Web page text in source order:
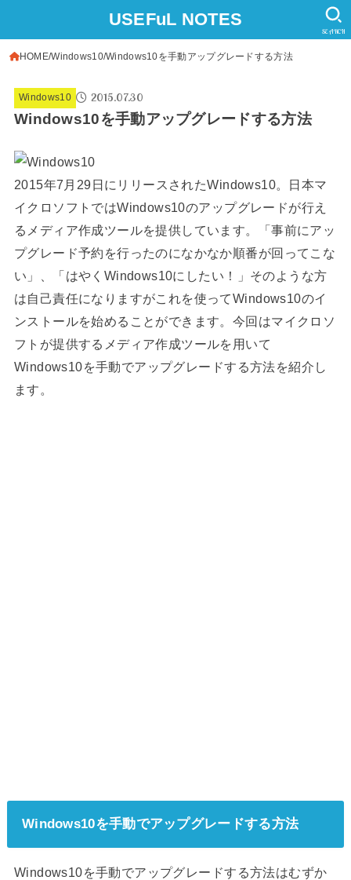
USEFuL NOTES
SEARCH
HOME Windows10 Windows10を手動アップグレードする方法
Windows10 2015.07.30
Windows10を手動アップグレードする方法
2015年7月29日にリリースされたWindows10。日本マ
イクロソフトではWindows10のアップグレードが行え
るメディア作成ツールを提供しています。「事前にアッ
プグレード予約を行ったのになかなか順番が回ってこな
い」、「はやくWindows10にしたい！」そのような方
は自己責任になりますがこれを使ってWindows10のイ
ンストールを始めることができます。今回はマイクロソ
フトが提供するメディア作成ツールを用いて
Windows10を手動でアップグレードする方法を紹介し
ます。
Windows10を手動でアップグレードする方法
Windows10を手動でアップグレードする方法はむずか